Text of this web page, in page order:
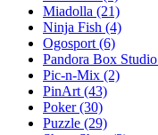
Miadolla (21)
Ninja Fish (4)
Ogosport (6)
Pandora Box Studio
Pic-n-Mix (2)
PinArt (43)
Poker(30)
Puzzle (29)